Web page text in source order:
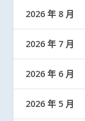
2026 年 8 月
2026 年 7 月
2026 年 6 月
2026 年 5 月